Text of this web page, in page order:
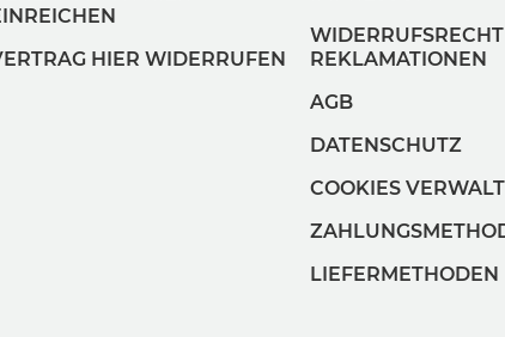
HIER WIDERRUFEN
REKLAMATIONEN
AGB
DATENSCHUTZ
COOKIES
LIEFERMETHODEN